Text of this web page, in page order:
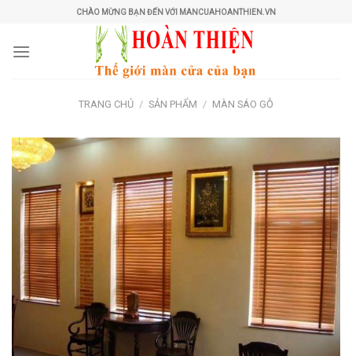
content
CHÀO MỪNG BẠN ĐẾN VỚI MANCUAHOANTHIEN.VN
TRANG CHỦ / SẢN PHẨM / MÀN SÁO GỖ